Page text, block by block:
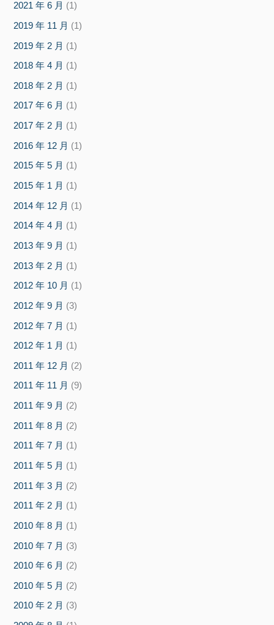
2021 年 6 月 (1)
2019 年 11 月 (1)
2019 年 2 月 (1)
2018 年 4 月 (1)
2018 年 2 月 (1)
2017 年 6 月 (1)
2017 年 2 月 (1)
2016 年 12 月 (1)
2015 年 5 月 (1)
2015 年 1 月 (1)
2014 年 12 月 (1)
2014 年 4 月 (1)
2013 年 9 月 (1)
2013 年 2 月 (1)
2012 年 10 月 (1)
2012 年 9 月 (3)
2012 年 7 月 (1)
2012 年 1 月 (1)
2011 年 12 月 (2)
2011 年 11 月 (9)
2011 年 9 月 (2)
2011 年 8 月 (2)
2011 年 7 月 (1)
2011 年 5 月 (1)
2011 年 3 月 (2)
2011 年 2 月 (1)
2010 年 8 月 (1)
2010 年 7 月 (3)
2010 年 6 月 (2)
2010 年 5 月 (2)
2010 年 2 月 (3)